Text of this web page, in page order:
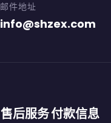
邮件地址
info@shzex.com
售后服务付款信息